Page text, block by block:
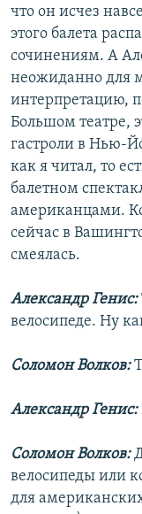
что он исчез
этого балета
сочинениям. А
неожиданно для
интерпретацию,
Большом театре,
гастроли в Нью-
как я читал, то
балетном
американцами.
сейчас в
смеялась.
Александр Генис:
велосипеде. Ну
Соломон Волков:
Александр Генис:
Соломон Волков:
велосипеды или
для